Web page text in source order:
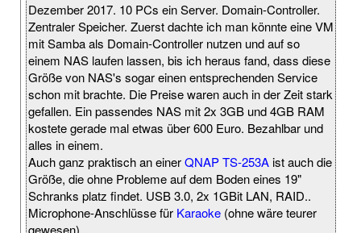
Dezember 2017. 10 PCs ein Server. Domain-Controller.
Zentraler Speicher. Zuerst dachte ich man könnte eine VM
mit Samba als Domain-Controller nutzen und auf so
einem NAS laufen lassen, bis ich heraus fand, dass diese
Größe von NAS's sogar einen entsprechenden Service
schon mit brachte. Die Preise waren auch in der Zeit stark
gefallen. Ein passendes NAS mit 2x 3GB und 4GB RAM
kostete gerade mal etwas über 600 Euro. Bezahlbar und
alles in einem.
Auch ganz praktisch an einerQNAP TS-253Aist auch die
Größe, die ohne Probleme auf dem Boden eines 19"
Schranks platz findet. USB 3.0, 2x 1GBit LAN, RAID..
Microphone-Anschlüsse für Karaoke (ohne wäre teurer
gewesen).